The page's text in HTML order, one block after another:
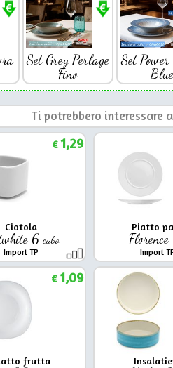
Set Grey Perlage
Fino
Set
Blue
Ti potrebbero interessare
Ciotola
6 cubo
Import TP
€1,29
Piatto
Florence
Import
frutta
€1,09